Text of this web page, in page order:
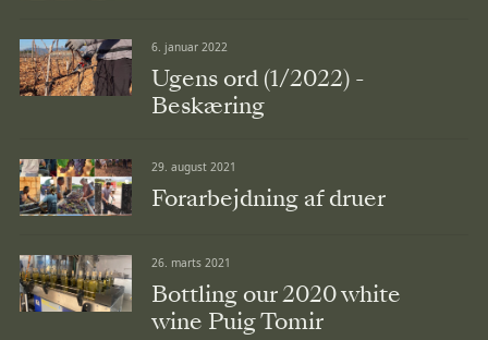
6. januar 2022
Ugens ord (1/2022) -
Beskæring
29. august 2021
Forarbejdning af druer
26. marts 2021
Bottling our 2020 white
wine Puig Tomir